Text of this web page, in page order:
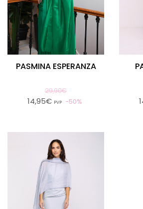
PASMINA ESPERANZA
29,90€
14,95€ PVP 50%